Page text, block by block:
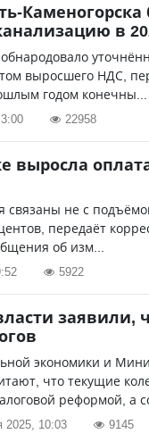
Каменогорска
в
выросшего НДС,
годом конечны...
22958
выросла
связаны не с
передаёт
об изм...
5922
заявили,
экономики и
что текущие
реформой, а
2025, 10:03 9145